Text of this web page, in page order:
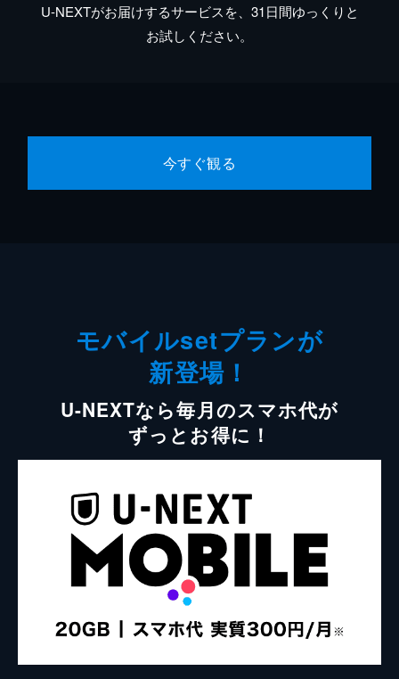
U-NEXTがお届けするサービスを、31日間ゆっくりと
お試しください。
今すぐ観る
モバイルsetプランが
新登場！
U-NEXTなら毎月のスマホ代が
ずっとお得に！